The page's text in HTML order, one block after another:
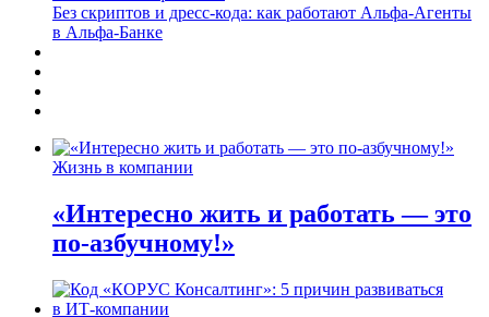
Без скриптов и дресс-кода: как работают Альфа-Агенты
в Альфа-Банке
Жизнь в компании
«Интересно жить и работать — это
по-азбучному!»